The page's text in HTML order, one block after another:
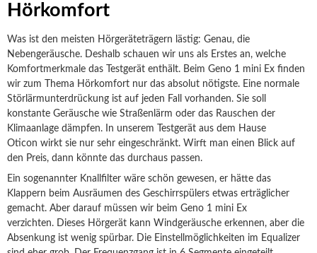
Hörkomfort
Was ist den meisten Hörgeräteträgern lästig: Genau, die
Nebengeräusche. Deshalb schauen wir uns als Erstes an, welche
Komfortmerkmale das Testgerät enthält. Beim Geno 1 mini Ex finden
wir zum Thema Hörkomfort nur das absolut nötigste. Eine normale
Störlärmunterdrückung ist auf jeden Fall vorhanden. Sie soll
konstante Geräusche wie Straßenlärm oder das Rauschen der
Klimaanlage dämpfen. In unserem Testgerät aus dem Hause
Oticon wirkt sie nur sehr eingeschränkt. Wirft man einen Blick auf
den Preis, dann könnte das durchaus passen.
Ein sogenannter Knallfilter wäre schön gewesen, er hätte das
Klappern beim Ausräumen des Geschirrspülers etwas erträglicher
gemacht. Aber darauf müssen wir beim Geno 1 mini Ex
verzichten. Dieses Hörgerät kann Windgeräusche erkennen, aber die
Absenkung ist wenig spürbar. Die Einstellmöglichkeiten im Equalizer